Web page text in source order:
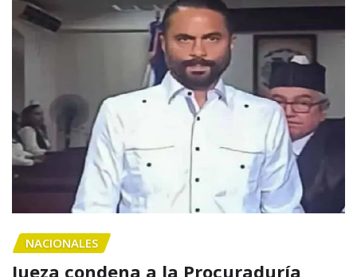
NACIONALES
Jueza condena a la Procuraduría